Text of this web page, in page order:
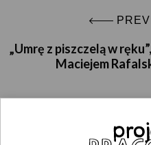
„Umrę z piszczelą w
Maciejem